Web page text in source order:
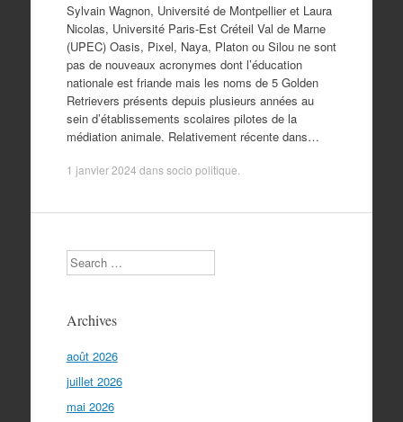
Sylvain Wagnon, Université de Montpellier et Laura
Nicolas, Université Paris-Est Créteil Val de Marne
(UPEC) Oasis, Pixel, Naya, Platon ou Silou ne sont
pas de nouveaux acronymes dont l’éducation
nationale est friande mais les noms de 5 Golden
Retrievers présents depuis plusieurs années au
sein d’établissements scolaires pilotes de la
médiation animale. Relativement récente dans…
1 janvier 2024 danssocio politique
Search
Archives
août 2026
juillet 2026
mai 2026